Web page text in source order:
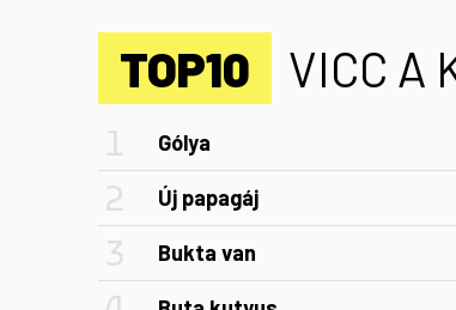
TOP10 VICC A
Gólya
Új papagáj
Bukta van